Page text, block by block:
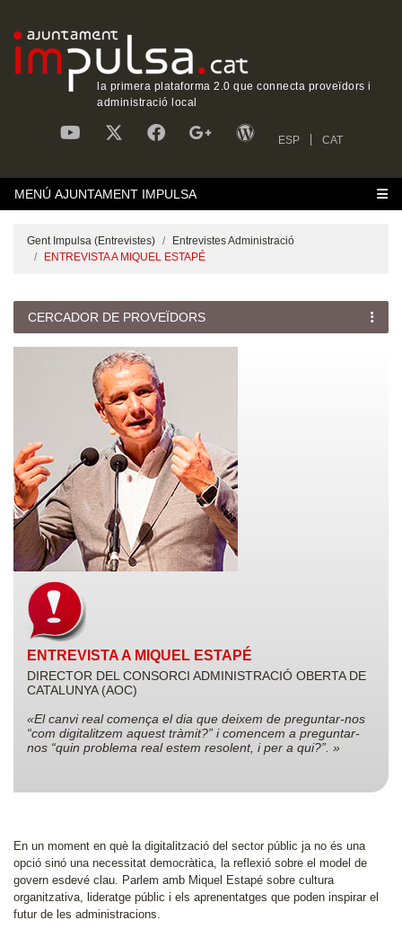
la primera plataforma 2.0 que connecta proveïdors i
administració local
ESP CAT
MENÚ AJUNTAMENT IMPULSA
Gent Impulsa (Entrevistes)
Entrevistes Administració
ENTREVISTA A MIQUEL ESTAPÉ
CERCADOR DE PROVEÏDORS
ENTREVISTA A MIQUEL ESTAPÉ
DIRECTOR DEL CONSORCI ADMINISTRACIÓ OBERTA DE
CATALUNYA (AOC)
«El canvi real comença el dia que deixem de preguntar-nos
“com digitalitzem aquest tràmit?” i comencem a preguntar-
nos “quin problema real estem resolent, i per a qui?”. »
En un moment en què la digitalització del sector públic ja no és una
opció sinó una necessitat democràtica, la reflexió sobre el model de
govern esdevé clau. Parlem amb Miquel Estapé sobre cultura
organitzativa, lideratge públic i els aprenentatges que poden inspirar el
futur de les administracions.